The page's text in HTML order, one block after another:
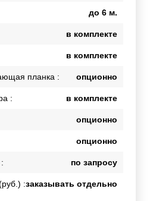
до 6 м.
в комплекте
в комплекте
планка : опционно
: в комплекте
опционно
опционно
по запросу
:заказывать отдельно